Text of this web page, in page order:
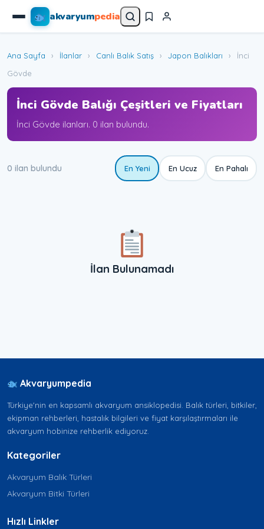
akvaryumpedia
Ana Sayfa › İlanlar › Canlı Balık Satış › Japon Balıkları ›
İnci
Gövde
İnci Gövde Balığı Çeşitleri ve Fiyatları
İnci Gövde ilanları. 0 ilan bulundu.
0 ilan bulundu En Yeni En Ucuz En Pahalı
İlan Bulunamadı
Akvaryumpedia
Türkiye'nin en kapsamlı akvaryum ansiklopedisi. Balık türleri, bitkiler,
ekipman rehberleri, hastalık bilgileri ve fiyat karşılaştırmaları ile
akvaryum hobinize rehberlik ediyoruz.
Kategoriler
Akvaryum Balık Türleri
Akvaryum Bitki Türleri
Hızlı Linkler